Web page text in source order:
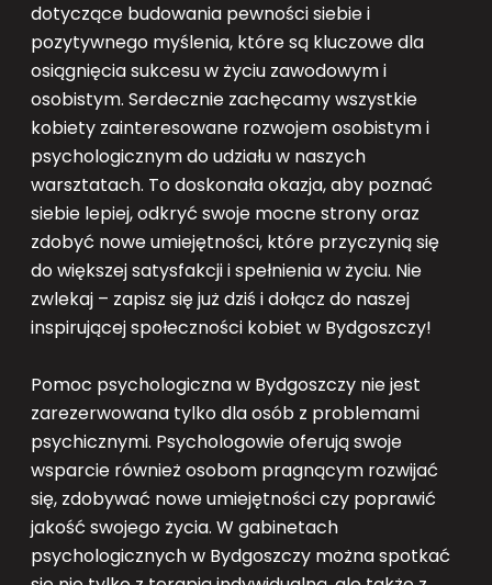
dotyczące budowania pewności siebie i
pozytywnego myślenia, które są kluczowe dla
osiągnięcia sukcesu w życiu zawodowym i
osobistym. Serdecznie zachęcamy wszystkie
kobiety zainteresowane rozwojem osobistym i
psychologicznym do udziału w naszych
warsztatach. To doskonała okazja, aby poznać
siebie lepiej, odkryć swoje mocne strony oraz
zdobyć nowe umiejętności, które przyczynią się
do większej satysfakcji i spełnienia w życiu. Nie
zwlekaj – zapisz się już dziś i dołącz do naszej
inspirującej społeczności kobiet w Bydgoszczy!
Pomoc psychologiczna w Bydgoszczy nie jest
zarezerwowana tylko dla osób z problemami
psychicznymi. Psychologowie oferują swoje
wsparcie również osobom pragnącym rozwijać
się, zdobywać nowe umiejętności czy poprawić
jakość swojego życia. W gabinetach
psychologicznych w Bydgoszczy można spotkać